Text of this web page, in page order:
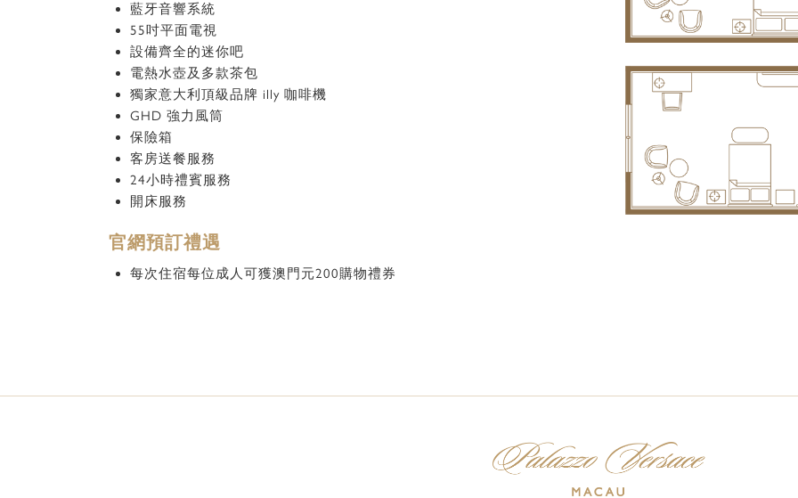
藍牙音響系統
55吋平面電視
設備齊全的迷你吧
電熱水壺及多款茶包
獨家意大利頂級品牌 illy 咖啡機
GHD 強力風筒
保險箱
客房送餐服務
24小時禮賓服務
開床服務
官網預訂禮遇
每次住宿每位成人可獲澳門元200購物禮券